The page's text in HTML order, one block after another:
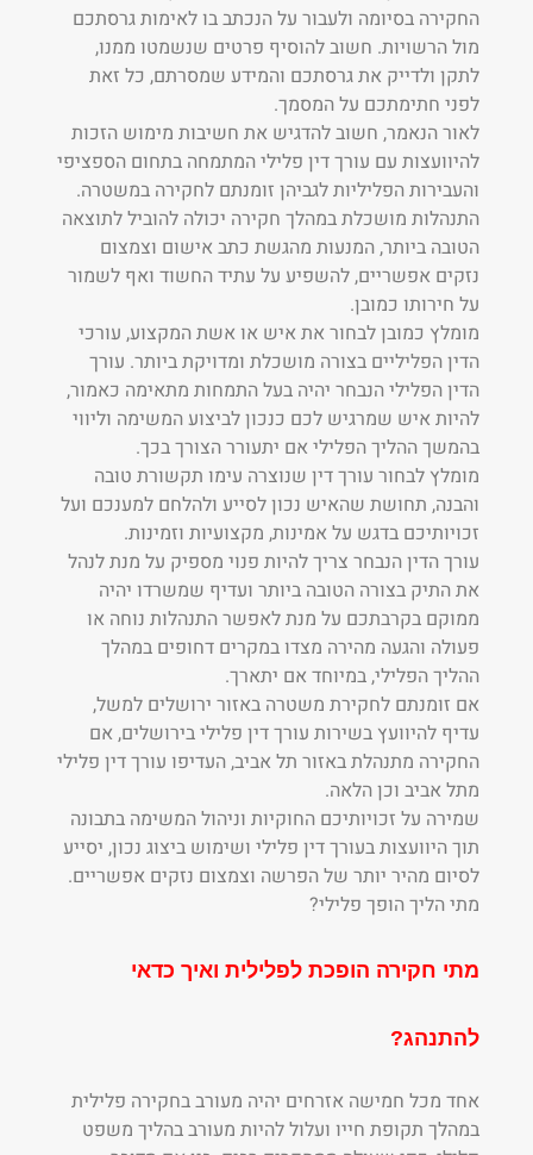
החקירה בסיומה ולעבור על הנכתב בו לאימות גרסתכם
מול הרשויות. חשוב להוסיף פרטים שנשמטו ממנו,
לתקן ולדייק את גרסתכם והמידע שמסרתם, כל זאת
לפני חתימתכם על המסמך.
לאור הנאמר, חשוב להדגיש את חשיבות מימוש הזכות
להיוועצות עם עורך דין פלילי המתמחה בתחום הספציפי
והעבירות הפליליות לגביהן זומנתם לחקירה במשטרה.
התנהלות מושכלת במהלך חקירה יכולה להוביל לתוצאה
הטובה ביותר, המנעות מהגשת כתב אישום וצמצום
נזקים אפשריים, להשפיע על עתיד החשוד ואף לשמור
על חירותו כמובן.
מומלץ כמובן לבחור את איש או אשת המקצוע, עורכי
הדין הפליליים בצורה מושכלת ומדויקת ביותר. עורך
הדין הפלילי הנבחר יהיה בעל התמחות מתאימה כאמור,
להיות איש שמרגיש לכם כנכון לביצוע המשימה וליווי
בהמשך ההליך הפלילי אם יתעורר הצורך בכך.
מומלץ לבחור עורך דין שנוצרה עימו תקשורת טובה
והבנה, תחושת שהאיש נכון לסייע ולהלחם למענכם ועל
זכויותיכם בדגש על אמינות, מקצועיות וזמינות.
עורך הדין הנבחר צריך להיות פנוי מספיק על מנת לנהל
את התיק בצורה הטובה ביותר ועדיף שמשרדו יהיה
ממוקם בקרבתכם על מנת לאפשר התנהלות נוחה או
פעולה והגעה מהירה מצדו במקרים דחופים במהלך
ההליך הפלילי, במיוחד אם יתארך.
אם זומנתם לחקירת משטרה באזור ירושלים למשל,
עדיף להיוועץ בשירות עורך דין פלילי בירושלים, אם
החקירה מתנהלת באזור תל אביב, העדיפו עורך דין פלילי
מתל אביב וכן הלאה.
שמירה על זכויותיכם החוקיות וניהול המשימה בתבונה
תוך היוועצות בעורך דין פלילי ושימוש ביצוג נכון, יסייע
לסיום מהיר יותר של הפרשה וצמצום נזקים אפשריים.
מתי הליך הופך פלילי?
מתי חקירה הופכת לפלילית ואיך כדאי
להתנהג?
אחד מכל חמישה אזרחים יהיה מעורב בחקירה פלילית
במהלך תקופת חייו ועלול להיות מעורב בהליך משפט